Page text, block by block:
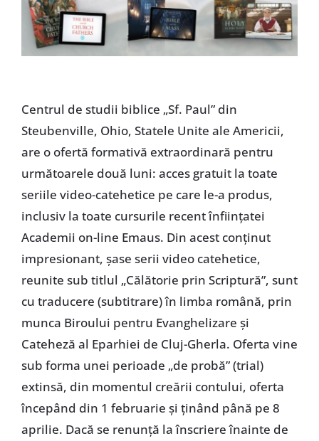
Centrul de studii biblice „Sf. Paul” din
Steubenville, Ohio, Statele Unite ale Americii,
are o ofertă formativă extraordinară pentru
următoarele două luni: acces gratuit la toate
seriile video-catehetice pe care le-a produs,
inclusiv la toate cursurile recent înființatei
Academii on-line Emaus. Din acest conținut
impresionant, șase serii video catehetice,
reunite sub titlul „Călătorie prin Scriptură”, sunt
cu traducere (subtitrare) în limba română, prin
munca Biroului pentru Evanghelizare și
Cateheză al Eparhiei de Cluj-Gherla. Oferta vine
sub forma unei perioade „de probă” (trial)
extinsă, din momentul creării contului, oferta
începând din 1 februarie și ținând până pe 8
aprilie. Dacă se renunță la înscriere înainte de